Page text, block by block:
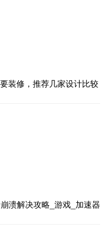
装修，推荐几家设计比较
溃解决攻略_游戏_加速器